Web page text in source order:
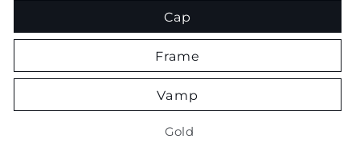
Cap
Frame
Vamp
Gold